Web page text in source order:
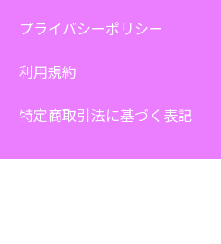
プライバシーポリシー
利用規約
特定商取引法に基づく表記